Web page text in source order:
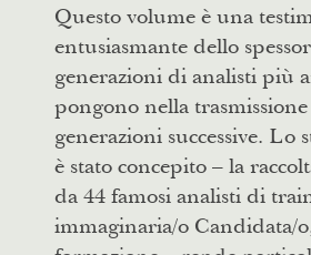
Questo volume è una
entusiasmante dello
generazioni di analisti più
pongono nella
generazioni successive.
è stato concepito – la
da 44 famosi analisti di
immaginaria/o Candidata/